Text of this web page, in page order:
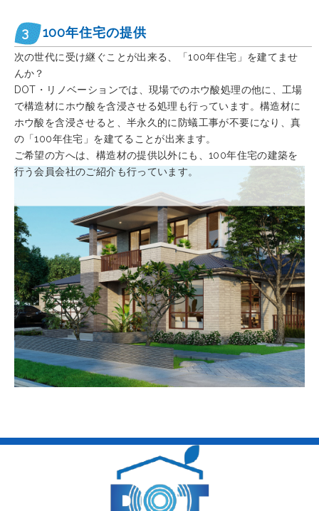
3100年住宅の提供
次の世代に受け継ぐことが出来る、「100年住宅」を建てませ
んか？
DOT・リノベーションでは、現場でのホウ酸処理の他に、工場
で構造材にホウ酸を含浸させる処理も行っています。構造材に
ホウ酸を含浸させると、半永久的に防蟻工事が不要になり、真
の「100年住宅」を建てることが出来ます。
ご希望の方へは、構造材の提供以外にも、100年住宅の建築を
行う会員会社のご紹介も行っています。